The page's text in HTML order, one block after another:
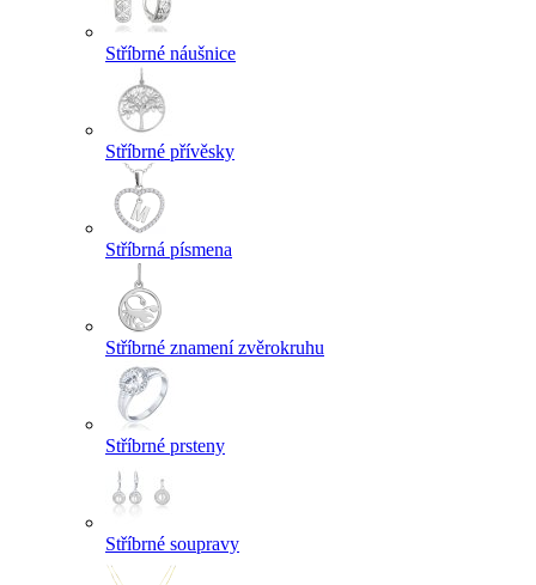
Stříbrné náušnice
Stříbrné přívěsky
Stříbrná písmena
Stříbrné znamení zvěrokruhu
Stříbrné prsteny
Stříbrné soupravy